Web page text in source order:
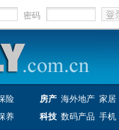
密码
险 房产 海外地产 家居
养 科技 数码产品 手机